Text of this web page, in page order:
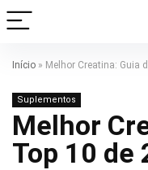
Início » Melhor Creatina: Guia
Suplementos
Melhor
Top 10 de